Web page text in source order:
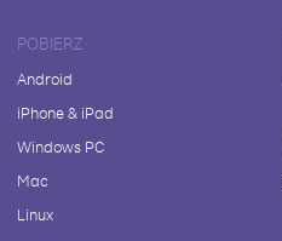
POBIERZ
Android
iPhone & iPad
Windows PC
Mac
Linux